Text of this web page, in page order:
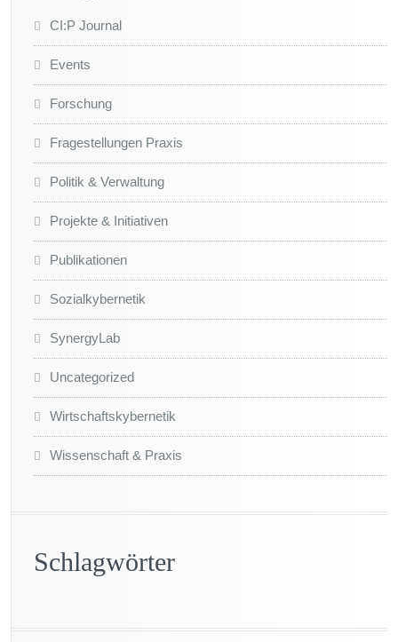
CI:P Journal
Events
Forschung
Fragestellungen Praxis
Politik & Verwaltung
Projekte & Initiativen
Publikationen
Sozialkybernetik
SynergyLab
Uncategorized
Wirtschaftskybernetik
Wissenschaft & Praxis
Schlagwörter